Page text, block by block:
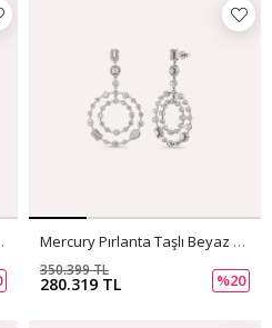
Küpe Mercury Pırlanta Taşlı Beyaz Altın Küpe
280.319 TL
350.399 TL
%20